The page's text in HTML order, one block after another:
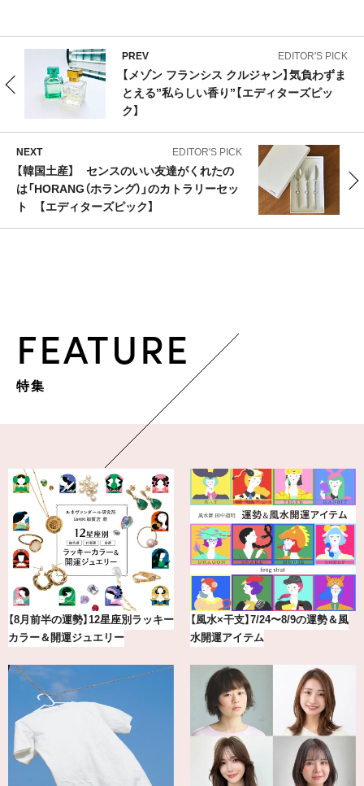
PREV EDITOR'S PICK
【メゾン フランシス クルジャン】気負わずま
とえる”私らしい香り”【エディターズピッ
ク】
NEXT EDITOR'S PICK
【韓国土産】 センスのいい友達がくれたの
は「HORANG（ホラング）」のカトラリーセッ
ト 【エディターズピック】
FEATURE
特集
【8月前半の運勢】12星座別ラッキー
カラー＆開運ジュエリー
【風水×干支】7/24〜8/9の運勢＆風
水開運アイテム